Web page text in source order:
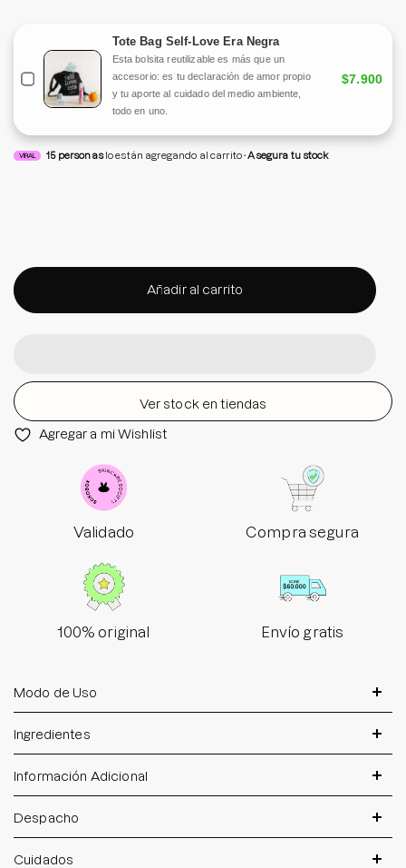
Tote Bag Self-Love Era Negra
Esta bolsita reutilizable es más que un
accesorio: es tu declaración de amor propio
y tu aporte al cuidado del medio ambiente,
todo en uno.
$7.900
VIRAL 15personas lo están agregando al carrito Asegura tu stock
Añadir al carrito
Ver stock en tiendas
Agregar a mi Wishlist
Validado Compra segura
100% original Envío gratis
Modo de Uso
Ingredientes
Información Adicional
Despacho
Cuidados